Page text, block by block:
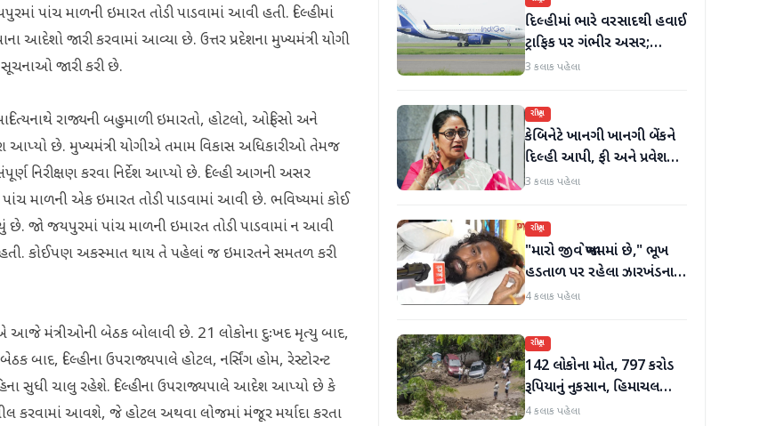
પાંચ માળની ઇમારત તોડી પાડવામાં આવી હતી. દિલ્હીમાં
આદેશો જારી કરવામાં આવ્યા છે. ઉત્તર પ્રદેશના મુખ્યમંત્રી યોગી
જારી કરી છે.
રાજ્યની બહુમાળી ઇમારતો, હોટલો, ઓફિસો અને
આપ્યો છે. મુખ્યમંત્રી યોગીએ તમામ વિકાસ અધિકારીઓ તેમજ
નિરીક્ષણ કરવા નિર્દેશ આપ્યો છે. દિલ્હી આગની અસર
માળની એક ઇમારત તોડી પાડવામાં આવી છે. ભવિષ્યમાં કોઈ
છે. જો જયપુરમાં પાંચ માળની ઇમારત તોડી પાડવામાં ન આવી
હતી. કોઈપણ અકસ્માત થાય તે પહેલાં જ ઇમારતને સમતળ કરી
આજે ​​મંત્રીઓની બેઠક બોલાવી છે. 21 લોકોના દુઃખદ મૃત્યુ બાદ,
બાદ, દિલ્હીના ઉપરાજ્યપાલે હોટલ, નર્સિંગ હોમ, રેસ્ટોરન્ટ
સુધી ચાલુ રહેશે. દિલ્હીના ઉપરાજ્યપાલે આદેશ આપ્યો છે કે
કરવામાં આવશે, જે હોટલ અથવા લોજમાં મંજૂર મર્યાદા કરતા
દિલ્હીમાં ભારે વરસાદથી હવાઈ
ટ્રાફિક પર ગંભીર અસર;
ઈન્ડિગોએ મુસાફરો માટે
3 કલાક પહેલા
રાષ્ટ્રીય
કેબિનેટે ખાનગી ખાનગી બેંકને
દિલ્હી આપી, ફી અને પ્રવેશ
માટે નવા નિયમો વિશે જાણો
3 કલાક પહેલા
રાષ્ટ્રીય
"મારો જીવ જોખમમાં છે," ભૂખ
હડતાળ પર રહેલા ઝારખંડના
વિદ્યાર્થી નેતા દેવેન્દ્ર નાથ
4 કલાક પહેલા
રાષ્ટ્રીય
142 લોકોના મોત, 797 કરોડ
રૂપિયાનું નુકસાન, હિમાચલ
પ્રદેશમાં ભારે ચોમાસાનો સામનો
4 કલાક પહેલા